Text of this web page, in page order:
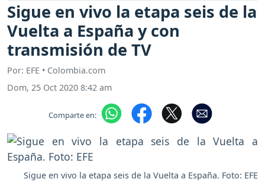
Sigue en vivo la etapa seis de la
Vuelta a España y con
transmisión de TV
Por: EFE • Colombia.com
Dom, 25 Oct 2020 8:42 am
Comparte en:
Sigue en vivo la etapa seis de la Vuelta a España. Foto: EFE